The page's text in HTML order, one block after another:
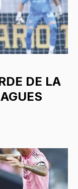
DE LA